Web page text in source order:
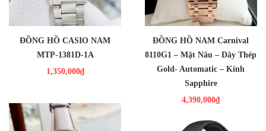
ĐỒNG HỒ CASIO NAM
MTP-1381D-1A
1,350,000₫
Kích cỡ 40mm
Chất liệu dây :Dây da
Chất liệu vỏ Thép Chống Gỉ
Kính :Sapphire
ĐỒNG HỒ NAM Carnival
8110G1 – Mặt Nâu – Dây Thép
Gold- Automatic – Kính
Sapphire
4,390,000₫